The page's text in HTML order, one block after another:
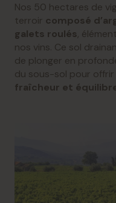
Nos 50 hectares de
terroir composé
galets roulés,
nos vins. Ce sol
de plonger en
du sous-sol pour offrir
fraîcheur et